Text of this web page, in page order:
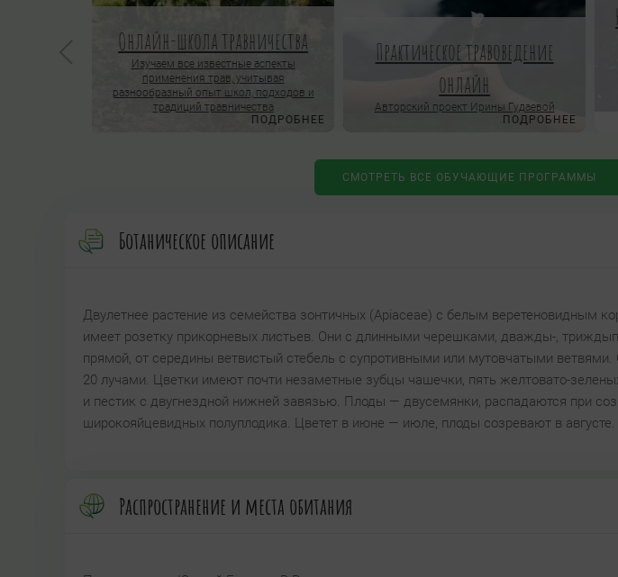
Онлайн-школа травничества
Изучаем все известные аспекты
применения трав, учитывая
разнообразный опыт школ, подходов и
традиций травничества
ПОДРОБНЕЕ
Практическое травоведение
онлайн
Авторский проект Ирины Гудаевой
ПОДРОБНЕЕ
СМОТРЕТЬ ВСЕ ОБУЧАЮЩИЕ ПРОГРАММЫ
Ботаническое описание
Двулетнее растение из семейства зонтичных (Apiaceae) с белым веретеновидным
имеет розетку прикорневых листьев. Они с длинными черешками, дважды-,
прямой, от середины ветвистый стебель с супротивными или мутовчатыми
20 лучами. Цветки имеют почти незаметные зубцы чашечки, пять желтовато-
и пестик с двугнездной нижней завязью. Плоды — двусемянки, распадаются при
широкояйцевидных полуплодика. Цветет в июне — июле, плоды созревают в августе.
Распространение и места обитания